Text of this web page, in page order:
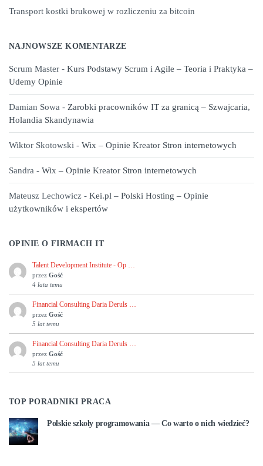
Transport kostki brukowej w rozliczeniu za bitcoin
NAJNOWSZE KOMENTARZE
Scrum Master - Kurs Podstawy Scrum i Agile – Teoria i Praktyka –
Udemy Opinie
Damian Sowa - Zarobki pracowników IT za granicą – Szwajcaria,
Holandia Skandynawia
Wiktor Skotowski - Wix – Opinie Kreator Stron internetowych
Sandra - Wix – Opinie Kreator Stron internetowych
Mateusz Lechowicz - Kei.pl – Polski Hosting – Opinie
użytkowników i ekspertów
OPINIE O FIRMACH IT
Talent Development Institute - Op …
przez Gość
4 lata temu
Financial Consulting Daria Deruls …
przez Gość
5 lat temu
Financial Consulting Daria Deruls …
przez Gość
5 lat temu
TOP PORADNIKI PRACA
Polskie szkoły programowania — Co warto o nich wiedzieć?